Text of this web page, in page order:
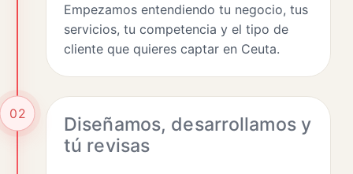
Empezamos entendiendo tu negocio, tus
servicios, tu competencia y el tipo de
cliente que quieres captar en Ceuta.
02
Diseñamos, desarrollamos y
tú revisas